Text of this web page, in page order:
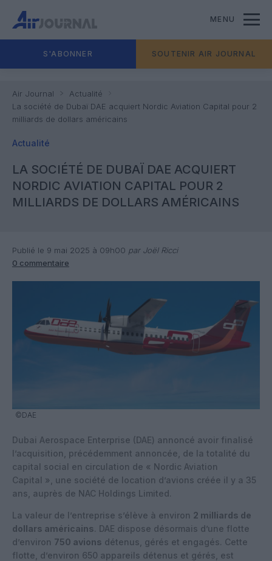
MENU
S'ABONNER SOUTENIR AIR JOURNAL
Air Journal
Actualité
La société de Dubaï DAE acquiert Nordic Aviation Capital pour 2
milliards de dollars américains
Actualité
LA SOCIÉTÉ DE DUBAÏ DAE ACQUIERT
NORDIC AVIATION CAPITAL POUR 2
MILLIARDS DE DOLLARS AMÉRICAINS
Publié le 9 mai 2025 à 09h00 par Joël Ricci
0 commentaire
©DAE
Dubai Aerospace Enterprise (DAE) annoncé avoir finalisé
l’acquisition, précédemment annoncée, de la totalité du
capital social en circulation de « Nordic Aviation
Capital », une société de location d’avions créée il y a 35
ans, auprès de NAC Holdings Limited.
La valeur de l’entreprise s’élève à environ 2 milliards de
dollars américains. DAE dispose désormais d’une flotte
d’environ 750 avions détenus, gérés et engagés. Cette
flotte, d’environ 650 appareils détenus et gérés, est